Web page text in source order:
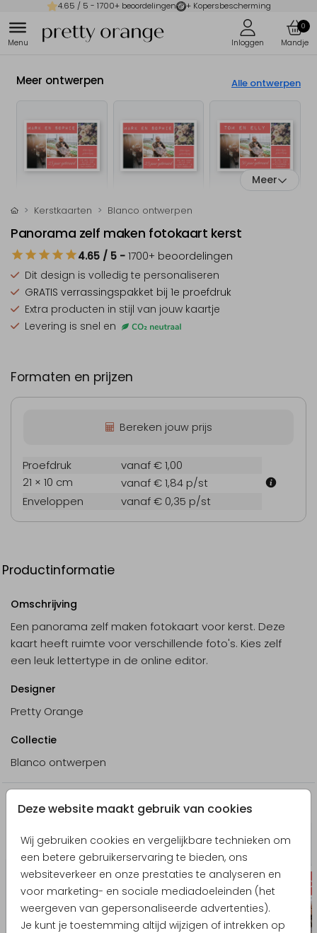
4.65 / 5 - 1700+ beoordelingen + Kopersbescherming
0
Deze website maakt gebruik van cookies
Wij gebruiken cookies en vergelijkbare technieken om
een betere gebruikerservaring te bieden, ons
websiteverkeer en onze prestaties te analyseren en
voor marketing- en sociale mediadoeleinden (het
weergeven van gepersonaliseerde advertenties).
Je kunt je toestemming altijd wijzigen of intrekken op
Meer ontwerpen Alle ontwerpen
Meer
Kerstkaarten Blanco ontwerpen
Panorama zelf maken fotokaart kerst
4.65 / 5 - 1700+ beoordelingen
Dit design is volledig te personaliseren
GRATIS verrassingspakket bij 1e proefdruk
Extra producten in stijl van jouw kaartje
Levering is snel en
Formaten en prijzen
Bereken jouw prijs
Proefdruk
vanaf € 1,00
21 × 10 cm
vanaf € 1,84 p/st
Enveloppen
vanaf € 0,35 p/st
Productinformatie
Omschrijving
Een panorama zelf maken fotokaart voor kerst. Deze
kaart heeft ruimte voor verschillende foto's. Kies zelf
een leuk lettertype in de online editor.
Designer
Pretty Orange
Collectie
Blanco ontwerpen
Producten die hierop lijken
Uitnodiging jubileum